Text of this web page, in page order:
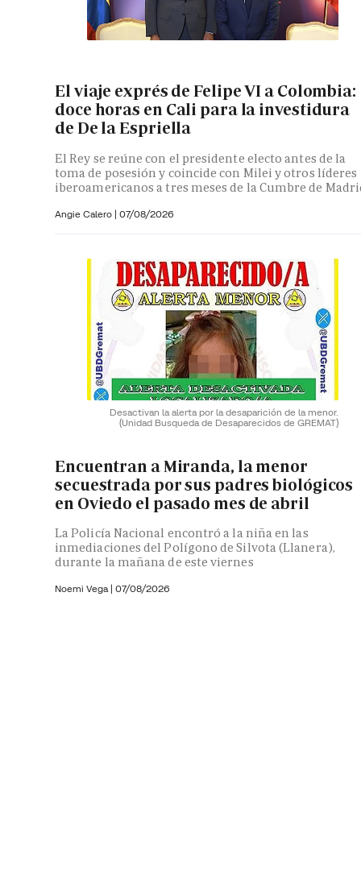
El viaje exprés de Felipe VI a Colombia:
doce horas en Cali para la investidura
de De la Espriella
El Rey se reúne con el presidente electo antes de la
toma de posesión y coincide con Milei y otros líderes
iberoamericanos a tres meses de la Cumbre de
Angie Calero | 07/08/2026
Desactivan la alerta por la desaparición de la menor.
(Unidad Busqueda de Desaparecidos de GREMAT)
Encuentran a Miranda, la menor
secuestrada por sus padres biológicos
en Oviedo el pasado mes de abril
La Policía Nacional encontró a la niña en las
inmediaciones del Polígono de Silvota (Llanera),
durante la mañana de este viernes
Noemi Vega | 07/08/2026